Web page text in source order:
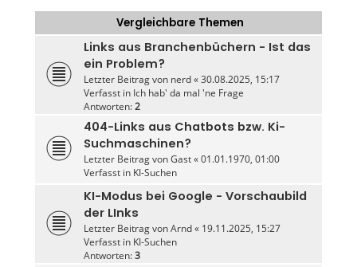
Vergleichbare Themen
Links aus Branchenbüchern - Ist das
ein Problem?
Letzter Beitrag von nerd«30.08.2025, 15:17
Verfasst in Ich hab' da mal 'ne Frage
Antworten:2
404-Links aus Chatbots bzw. Ki-
Suchmaschinen?
Letzter Beitrag vonGast«01.01.1970, 01:00
Verfasst in KI-Suchen
KI-Modus bei Google - Vorschaubild
der LInks
Letzter Beitrag vonArnd« 19.11.2025, 15:27
Verfasst in KI-Suchen
Antworten:3